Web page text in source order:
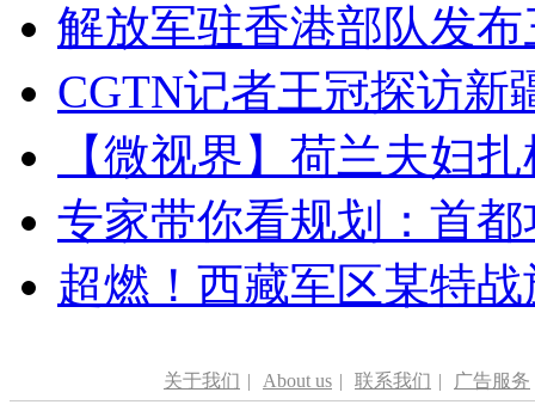
解放军驻香港部队发
CGTN记者王冠探访新
【微视界】荷兰夫妇
专家带你看规划：首
超燃！西藏军区某特
关于我们 | About us | 联系我们 | 广告服务